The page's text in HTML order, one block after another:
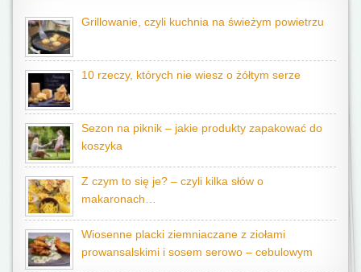
Grillowanie, czyli kuchnia na świeżym powietrzu
10 rzeczy, których nie wiesz o żółtym serze
Sezon na piknik – jakie produkty zapakować do
koszyka
Z czym to się je? – czyli kilka słów o
makaronach…
Wiosenne placki ziemniaczane z ziołami
prowansalskimi i sosem serowo – cebulowym